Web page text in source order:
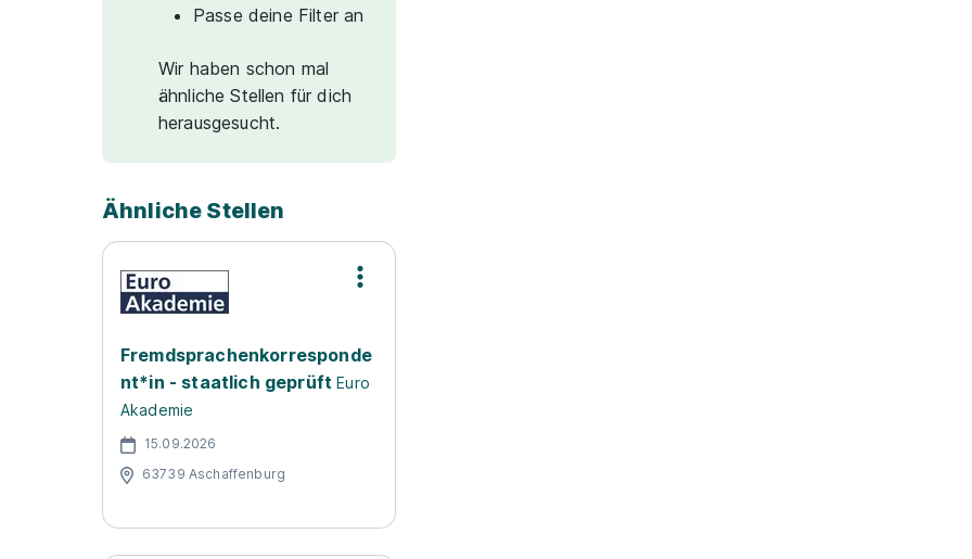
Passe deine Filter an
Wir haben schon mal
ähnliche Stellen für dich
herausgesucht.
Ähnliche Stellen
Fremdsprachenkorresponde
nt*in - staatlich geprüft Euro
Akademie
15.09.2026
63739 Aschaffenburg